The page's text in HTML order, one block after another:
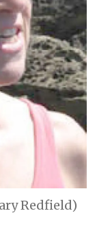
Redfield)